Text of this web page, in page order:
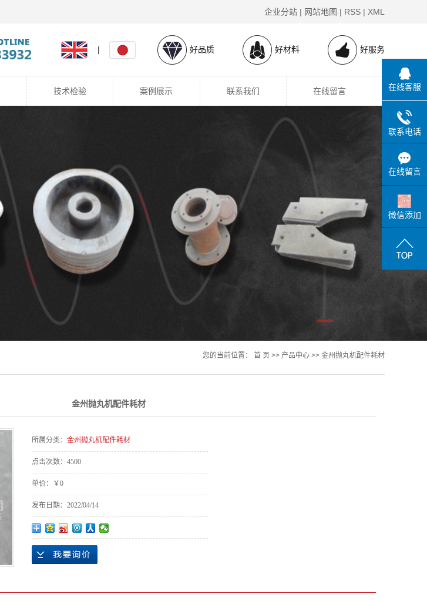
企业分站 | 网站地图 | RSS | XML
| 好品质 好材料 好服务
技术检验 案例展示 联系我们 在线留言
您的当前位置： 首 页 >> 产品中心 >> 金州抛丸机配件耗材
金州抛丸机配件耗材
所属分类： 金州抛丸机配件耗材
点击次数： 4500
单价： ￥0
发布日期： 2022/04/14
在线客服
联系电话
在线留言
微信添加